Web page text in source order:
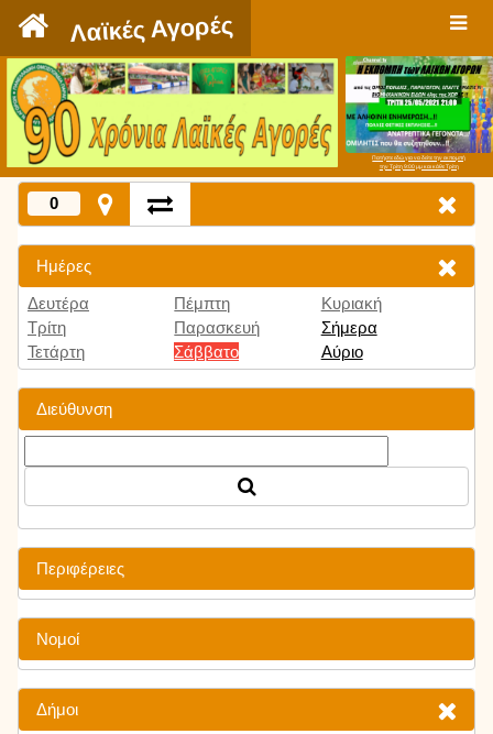
Λαϊκές Αγορές
Πατήστε εδώ για να δείτε την εκπομπή
την Τρίτη 9:00 μμ και κάθε Τρίτη
0
Ημέρες
Δευτέρα
Τρίτη
Τετάρτη
Πέμπτη
Παρασκευή
Σάββατο
Κυριακή
Σήμερα
Αύριο
Διεύθυνση
Περιφέρειες
Νομοί
Δήμοι